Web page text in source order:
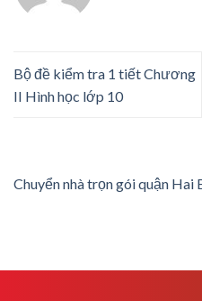
Bộ đề kiểm tra 1 tiết Chương
II Hình học lớp 10
Chuyển nhà trọn gói quận Hai